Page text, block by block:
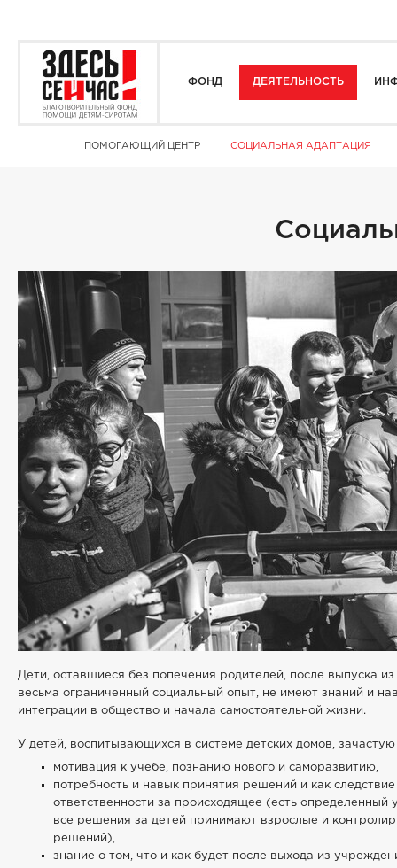
ФОНД ДЕЯТЕЛЬНОСТЬ
ПОМОГАЮЩИЙ ЦЕНТР СОЦИАЛЬНАЯ АДАПТАЦИЯ
Дети, оставшиеся без попечения родителей, после выпуска
весьма ограниченный социальный опыт, не имеют знаний и
интеграции в общество и начала самостоятельной жизни.
У детей, воспитывающихся в системе детских домов, зачастую
мотивация к учебе, познанию нового и саморазвитию,
потребность и навык принятия решений и как следствие
ответственности за происходящее (есть определенный
все решения за детей принимают взрослые и
решений),
знание о том, что и как будет после выхода из